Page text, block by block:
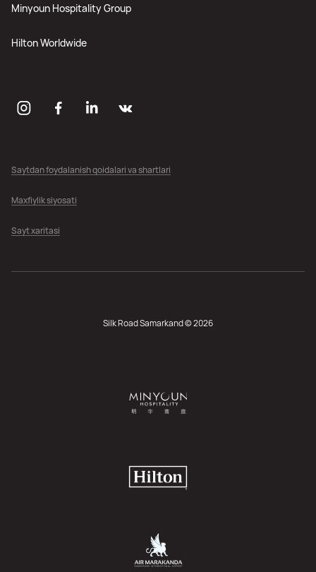
Minyoun Hospitality Group
Hilton Worldwide
Saytdan foydalanish qoidalari va shartlari
Maxfiylik siyosati
Sayt xaritasi
Silk Road Samarkand © 2026